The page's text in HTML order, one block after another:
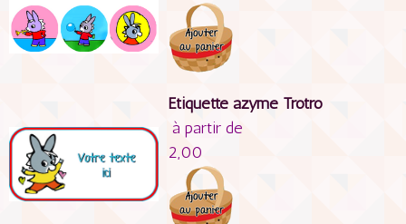
Etiquette azyme Trotro
à partir de
2,00